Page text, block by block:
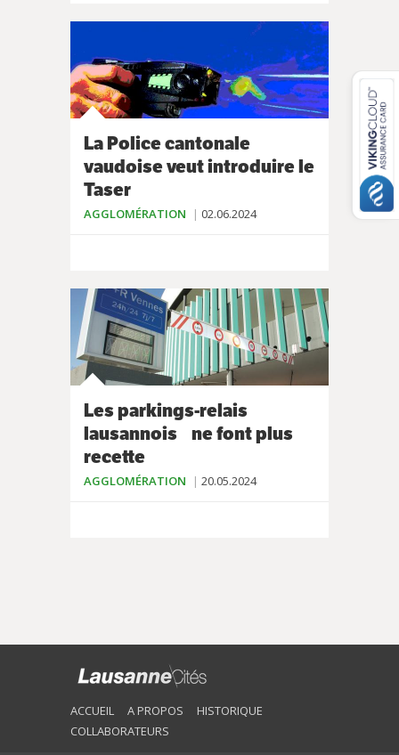
La Police cantonale
vaudoise veut introduire le
Taser
AGGLOMÉRATION 02.06.2024
Les parkings-relais
lausannois ne font plus
recette
AGGLOMÉRATION 20.05.2024
ACCUEIL A PROPOS
HISTORIQUE
COLLABORATEURS